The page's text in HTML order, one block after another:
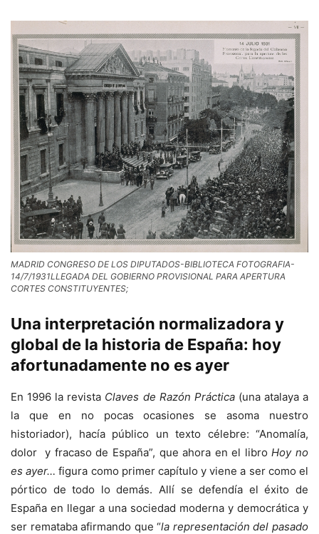
MADRID CONGRESO DE LOS DIPUTADOS-BIBLIOTECA FOTOGRAFIA-
14/7/1931LLEGADA DEL GOBIERNO PROVISIONAL PARA APERTURA
CORTES CONSTITUYENTES;
Una interpretación normalizadora y
global de la historia de España: hoy
afortunadamente no es ayer
En 1996 la revista Claves de Razón Práctica(una atalaya a
la que en no pocas ocasiones se asoma nuestro
historiador), hacía público un texto célebre: “Anomalía,
dolor y fracaso de España”, que ahora en el libroHoy no
es ayer… figura como primer capítulo y viene a ser como el
pórtico de todo lo demás. Allí se defendía el éxito de
España en llegar a una sociedad moderna y democrática y
ser remataba afirmando que “la representación del pasado